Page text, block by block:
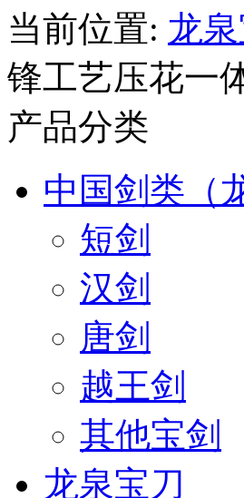
当前位置: 龙泉
锋工艺压花一
产品分类
中国剑类（
短剑
汉剑
唐剑
越王剑
其他宝剑
龙泉宝刀